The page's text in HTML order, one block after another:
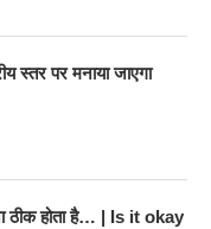
स्तर पर मनाया जाएगा
ठीक होता है… | Is it okay